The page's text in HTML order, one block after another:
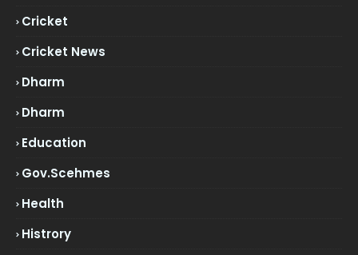
Cricket
Cricket News
Dharm
Dharm
Education
Gov.scehmes
Health
Histrory